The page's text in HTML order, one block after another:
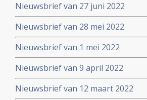
Nieuwsbrief van 27 juni 2022
Nieuwsbrief van 28 mei 2022
Nieuwsbrief van 1 mei 2022
Nieuwsbrief van 9 april 2022
Nieuwsbrief van 12 maart 2022